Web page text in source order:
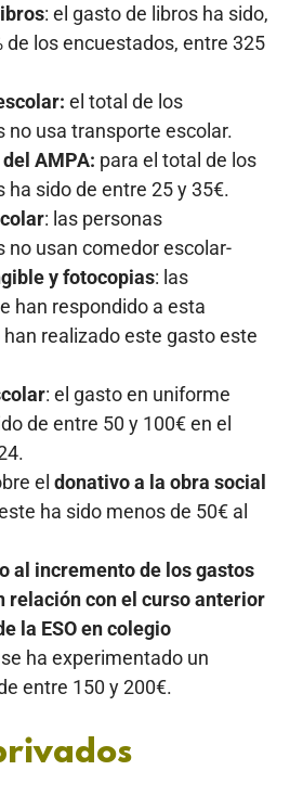
: el gasto de libros ha sido,
de los encuestados, entre 325
el total de los
no usa transporte escolar.
AMPA: para el total de los
ha sido de entre 25 y 35€.
: las personas
no usan comedor escolar-
y fotocopias: las
han respondido a esta
realizado este gasto este
: el gasto en uniforme
de entre 50 y 100€ en el
el donativo a la obra social
ha sido menos de 50€ al
al incremento de los gastos
relación con el curso anterior
la ESO en colegio
se ha experimentado un
entre 150 y 200€.